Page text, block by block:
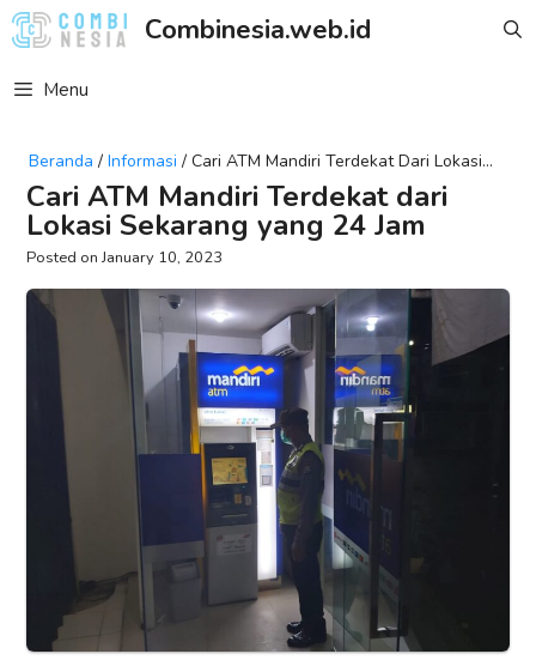
Skip
to
Combinesia.web.id
Menu
Beranda / Informasi / Cari ATM Mandiri Terdekat Dari Lokasi
Sekarang Yang 24 Jam
Cari ATM Mandiri Terdekat dari
Lokasi Sekarang yang 24 Jam
January 10, 2023